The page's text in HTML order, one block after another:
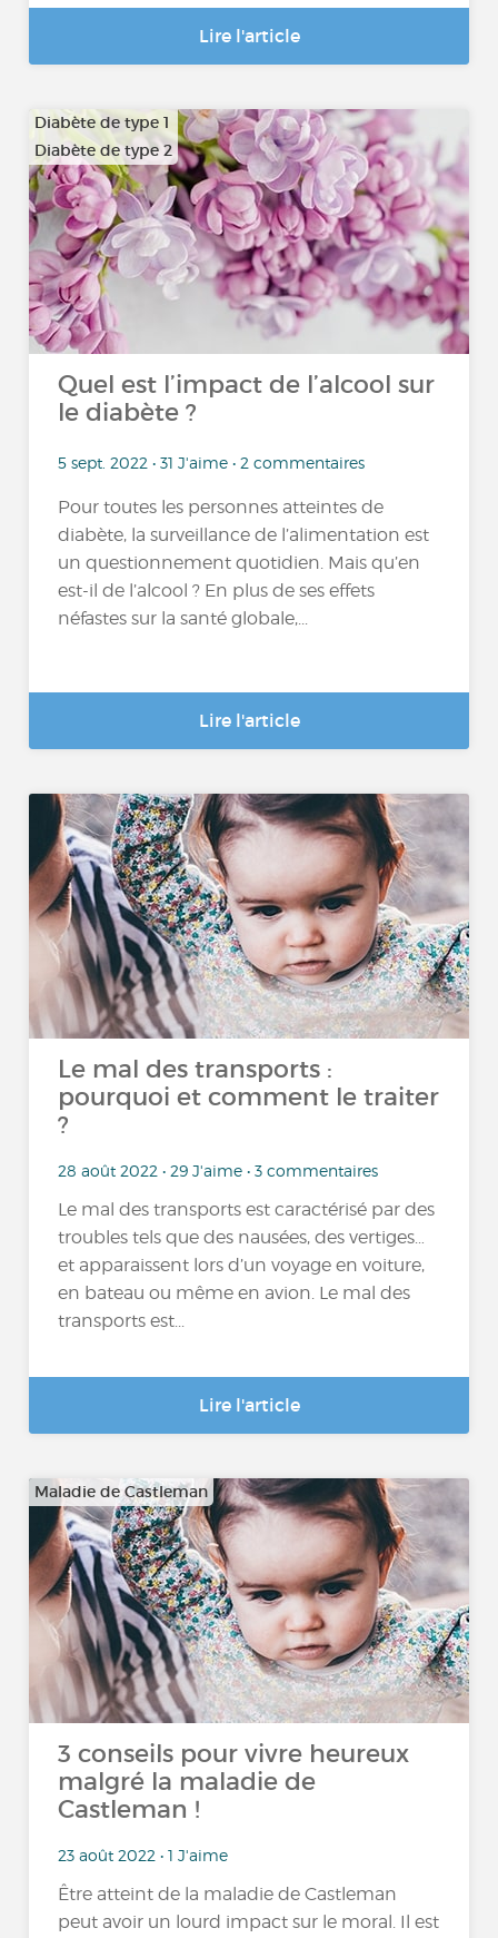
Lire l'article
Diabète de type 1
Diabète de type 2
Quel est l’impact de l’alcool sur
le diabète ?
5 sept. 2022 • 31 J'aime • 2 commentaires
Pour toutes les personnes atteintes de
diabète, la surveillance de l’alimentation est
un questionnement quotidien. Mais qu’en
est-il de l’alcool ? En plus de ses effets
néfastes sur la santé globale,...
Lire l'article
Le mal des transports :
pourquoi et comment le traiter
?
28 août 2022 • 29 J'aime • 3 commentaires
Le mal des transports est caractérisé par des
troubles tels que des nausées, des vertiges…
et apparaissent lors d’un voyage en voiture,
en bateau ou même en avion. Le mal des
transports est...
Lire l'article
Maladie de Castleman
3 conseils pour vivre heureux
malgré la maladie de
Castleman !
23 août 2022 • 1 J'aime
Être atteint de la maladie de Castleman
peut avoir un lourd impact sur le moral. Il est